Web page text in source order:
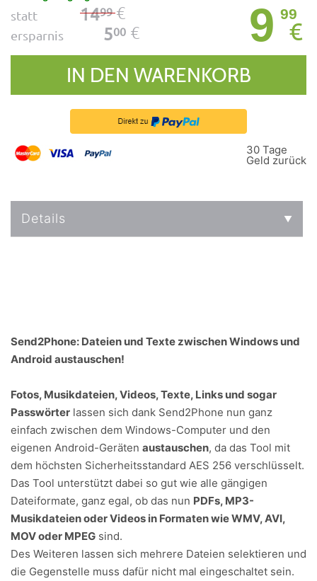
statt 1499€
ersparnis 500 € 9 99
€
IN DEN WARENKORB
30 Tage
Geld zurück
Details
Send2Phone: Dateien und Texte zwischen Windows und
Android austauschen!
Fotos, Musikdateien, Videos, Texte, Links und sogar
Passwörter lassen sich dank Send2Phone nun ganz
einfach zwischen dem Windows-Computer und den
eigenen Android-Geräten austauschen, da das Tool mit
dem höchsten Sicherheitsstandard AES 256 verschlüsselt.
Das Tool unterstützt dabei so gut wie alle gängigen
Dateiformate, ganz egal, ob das nun PDFs, MP3-
Musikdateien oder Videos in Formaten wie WMV, AVI,
MOV oder MPEG sind.
Des Weiteren lassen sich mehrere Dateien selektieren und
die Gegenstelle muss dafür nicht mal eingeschaltet sein.